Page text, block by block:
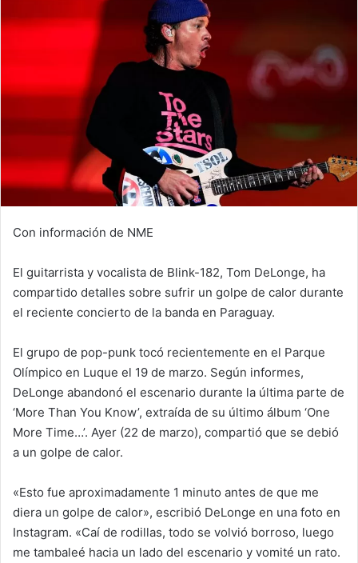
Con información de NME
El guitarrista y vocalista de Blink-182, Tom DeLonge, ha
compartido detalles sobre sufrir un golpe de calor durante
el reciente concierto de la banda en Paraguay.
El grupo de pop-punk tocó recientemente en el Parque
Olímpico en Luque el 19 de marzo. Según informes,
DeLonge abandonó el escenario durante la última parte de
‘More Than You Know’, extraída de su último álbum ‘One
More Time…’. Ayer (22 de marzo), compartió que se debió
a un golpe de calor.
«Esto fue aproximadamente 1 minuto antes de que me
diera un golpe de calor», escribió DeLonge en una foto en
Instagram. «Caí de rodillas, todo se volvió borroso, luego
me tambaleé hacia un lado del escenario y vomité un rato.